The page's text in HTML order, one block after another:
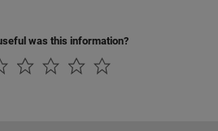
was this information?